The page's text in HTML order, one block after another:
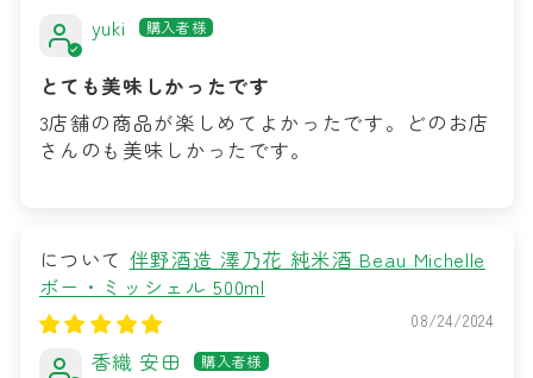
yuki
とても美味しかったです
3店舗の商品が楽しめてよかったです。どのお店
さんのも美味しかったです。
伴野酒造 澤乃花 純米酒 Beau Michelle
ボー・ミッシェル 500ml
08/24/2024
香織 安田